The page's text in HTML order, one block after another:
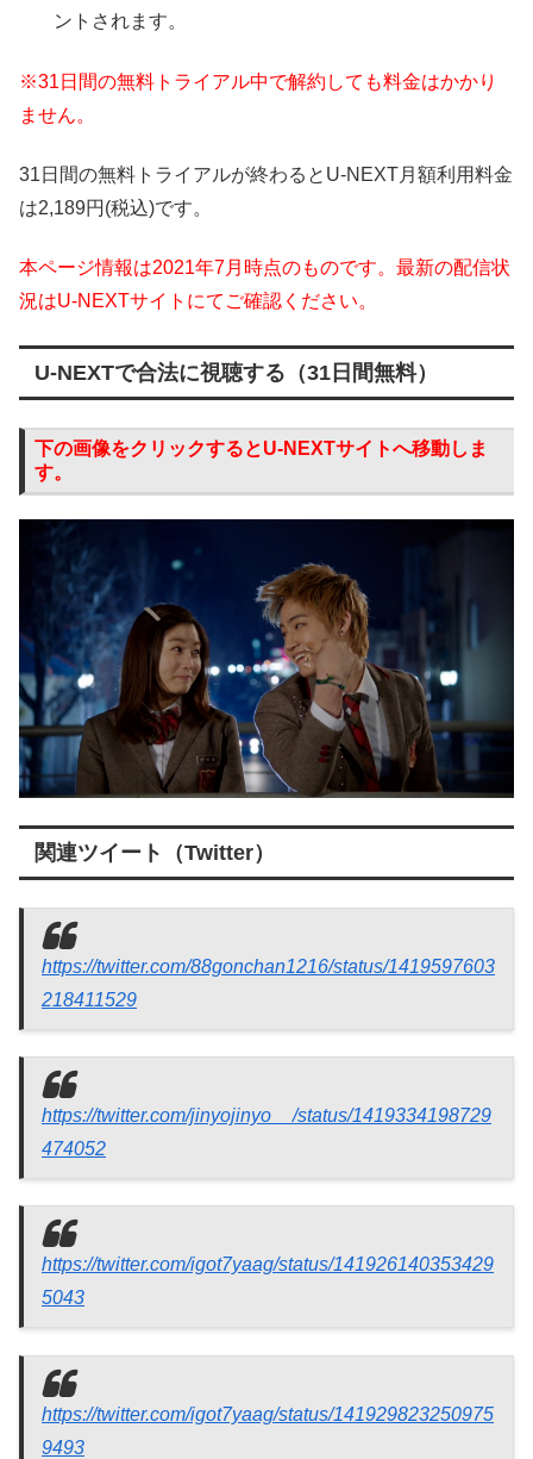
ントされます。
※31日間の無料トライアル中で解約しても料金はかかり
ません。
31日間の無料トライアルが終わるとU-NEXT月額利用料金
は2,189円(税込)です。
本ページ情報は2021年7月時点のものです。最新の配信状
況はU-NEXTサイトにてご確認ください。
U-NEXTで合法に視聴する（31日間無料）
下の画像をクリックするとU-NEXTサイトへ移動しま
す。
関連ツイート（Twitter）
https://twitter.com/88gonchan1216/status/1419597603
218411529
https://twitter.com/jinyojinyo__/status/1419334198729
474052
https://twitter.com/igot7yaag/status/141926140353429
5043
https://twitter.com/igot7yaag/status/141929823250975
9493